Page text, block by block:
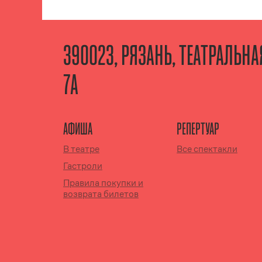
390023, РЯЗАНЬ,
7А
АФИША
В театре
Гастроли
Правила покупки и
возврата билетов
РЕПЕРТУАР
Все спектакли